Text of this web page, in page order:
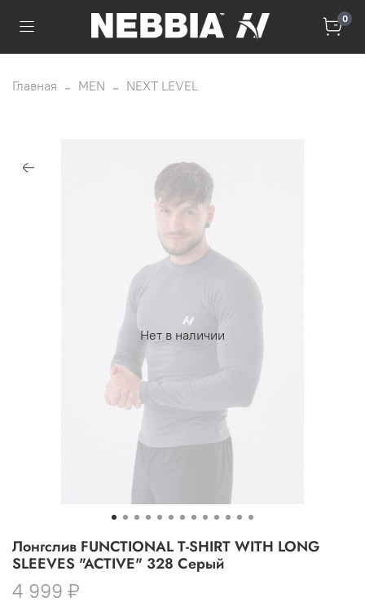
0
Главная MEN NEXT LEVEL
Нет в наличии
Лонгслив FUNCTIONAL T-SHIRT WITH LONG
SLEEVES "ACTIVE" 328 Серый
4 999 ₽